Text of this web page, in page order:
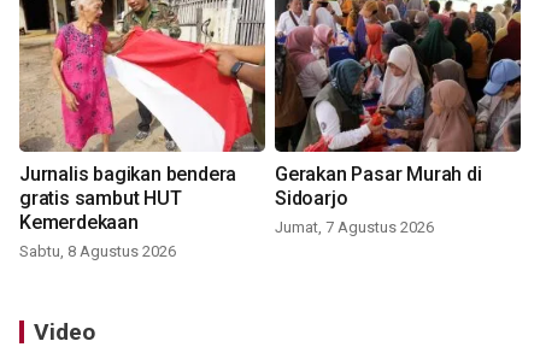
Jurnalis bagikan bendera
gratis sambut HUT
Kemerdekaan
Sabtu, 8 Agustus 2026
Gerakan Pasar Murah di
Sidoarjo
Jumat, 7 Agustus 2026
Video